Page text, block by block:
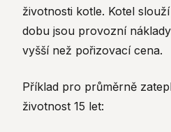
životnosti kotle. Kotel
dobu jsou provozní
vyšší než pořizovací cena.
Příklad pro průměrně
životnost 15 let: